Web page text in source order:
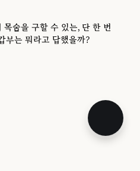
숨을 구할 수 있는, 단 한 번
부는 뭐라고 답했을까?